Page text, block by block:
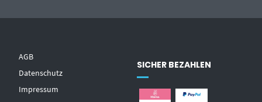
AGB
Datenschutz
Impressum
SICHER BEZAHLEN